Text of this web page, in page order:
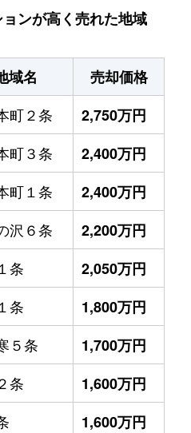
ンが高く売れた地域
域名
売却価格
町２条
2,750万円
町３条
2,400万円
町１条
2,400万円
沢６条
2,200万円
条
2,050万円
条
1,800万円
５条
1,700万円
条
1,600万円
1,600万円